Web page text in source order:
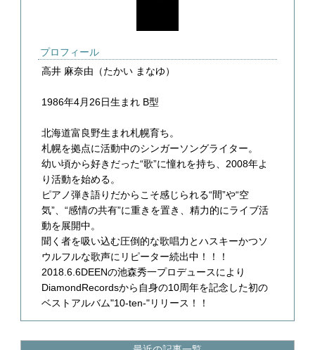
プロフィール
高井 麻奈由（たかい まなゆ）
1986年4月26日生まれ B型
北海道富良野生まれ札幌育ち。
札幌を拠点に活動中のシンガーソングライター。
幼い頃から好きだった“歌”に憧れを持ち、2008年よ
り活動を始める。
ピアノ弾き語りだからこそ感じられる“間”や“空
気”、“感情の共有”に重きを置き、精力的にライブ活
動を展開中。
聞く者を吸い込む圧倒的な歌唱力とハスキーかつソ
ウルフルな歌声にリピーター続出中！！！
2018.6.6DEENの池森秀一プロデュースにより
DiamondRecordsから自身の10周年を記念した初の
ベストアルバム"10-ten-"リリース！！